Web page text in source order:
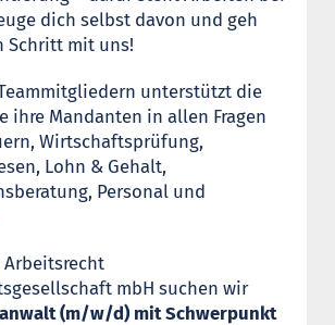
dich selbst davon und geh
Schritt mit uns!
unterstützt die
ihre Mandanten in allen Fragen
Wirtschaftsprüfung,
Lohn & Gehalt,
Personal und
Arbeitsrecht
mbH suchen wir
(m/w/d) mit Schwerpunkt